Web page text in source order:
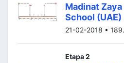
Madinat
School (UAE)
21-02-2018 •
Etapa 2